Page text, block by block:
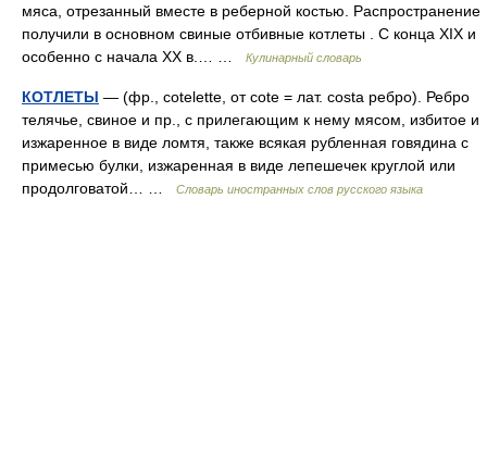
мяса, отрезанный вместе в реберной костью. Распространение
получили в основном свиные отбивные котлеты . С конца XIX и
особенно с начала XX в.… …
Кулинарный словарь
КОТЛЕТЫ — (фр., cotelette, от cote = лат. costa ребро). Ребро
телячье, свиное и пр., с прилегающим к нему мясом, избитое и
изжаренное в виде ломтя, также всякая рубленная говядина с
примесью булки, изжаренная в виде лепешечек круглой или
продолговатой… …
Словарь иностранных слов русского языка